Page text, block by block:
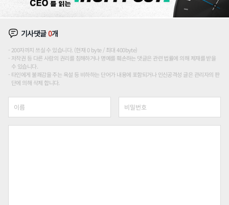
기사댓글0개
200자까지 쓰실 수 있습니다. (현재 0 byte / 최대 400byte)
저작권 등 다른 사람의 권리를 침해하거나 명예를 훼손하는 댓글은 관련 법률에 의해 제재를 받을
수 있습니다.
타인에게 불쾌감을 주는 욕설 등 비하하는 단어가 내용에 포함되거나 인신공격성 글은 관리자의 판
단에 의해 삭제 합니다.